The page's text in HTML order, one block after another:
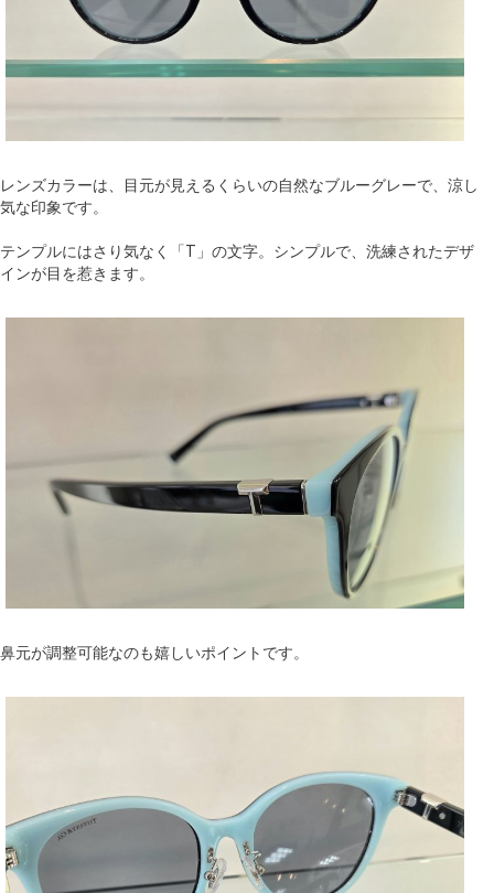
レンズカラーは、目元が見えるくらいの自然なブルーグレーで、涼し
気な印象です。
テンプルにはさり気なく「T」の文字。シンプルで、洗練されたデザ
インが目を惹きます。
鼻元が調整可能なのも嬉しいポイントです。